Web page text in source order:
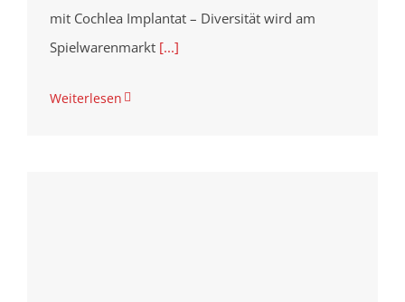
mit Cochlea Implantat – Diversität wird am
Spielwarenmarkt[...]
Weiterlesen